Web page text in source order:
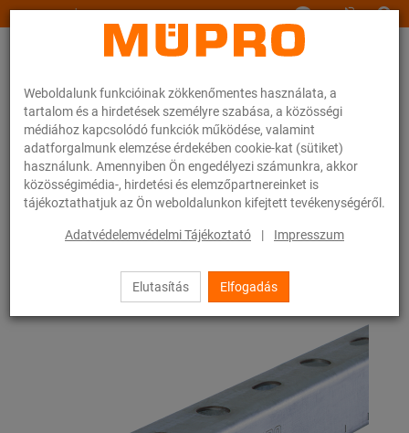
Weboldalunk funkcióinak zökkenőmentes használata, a
tartalom és a hirdetések személyre szabása, a közösségi
médiához kapcsolódó funkciók működése, valamint
adatforgalmunk elemzése érdekében cookie-kat (sütiket)
használunk. Amennyiben Ön engedélyezi számunkra, akkor
közösségimédia-, hirdetési és elemzőpartnereinket is
tájékoztathatjuk az Ön weboldalunkon kifejtett tevékenységéről.
Adatvédelemvédelmi Tájékoztató | Impresszum
Elutasítás Elfogadás
www.muepro.hu
Webáruhàz Rögzítéstechnika
Légtechnika
Nemesacél termékek szellőzőcsövek rögzítéséhez